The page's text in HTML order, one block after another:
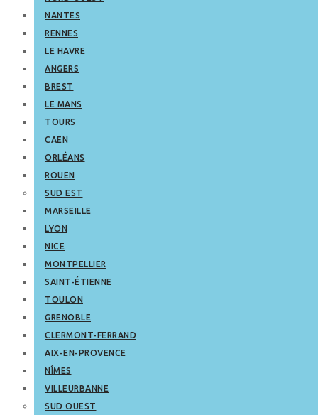
NANTES
RENNES
LE HAVRE
ANGERS
BREST
LE MANS
TOURS
CAEN
ORLÉANS
ROUEN
SUD EST
MARSEILLE
LYON
NICE
MONTPELLIER
SAINT-ÉTIENNE
TOULON
GRENOBLE
CLERMONT-FERRAND
AIX-EN-PROVENCE
NÎMES
VILLEURBANNE
SUD OUEST